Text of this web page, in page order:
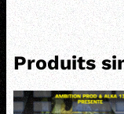
Produits